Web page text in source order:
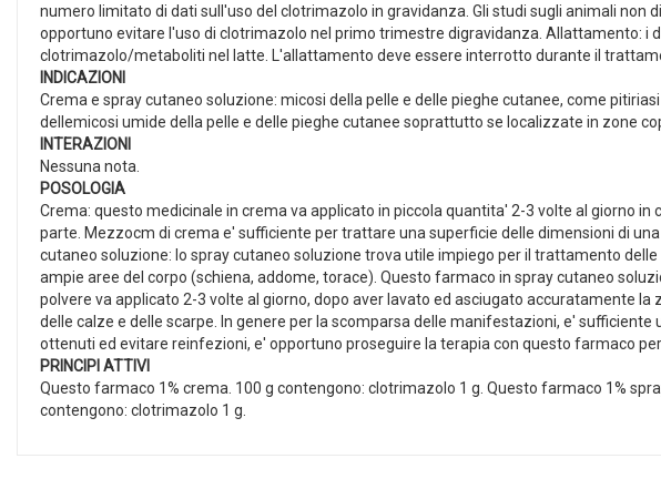
numero limitato di dati sull'uso del clotrimazolo in gravidanza. Gli studi sugli animali
opportuno evitare l'uso di clotrimazolo nel primo trimestre digravidanza. Allattamento:
clotrimazolo/metaboliti nel latte. L'allattamento deve essere interrotto durante il
INDICAZIONI
Crema e spray cutaneo soluzione: micosi della pelle e delle pieghe cutanee, come
dellemicosi umide della pelle e delle pieghe cutanee soprattutto se localizzate in zone
INTERAZIONI
Nessuna nota.
POSOLOGIA
Crema: questo medicinale in crema va applicato in piccola quantita' 2-3 volte al giorno
parte. Mezzocm di crema e' sufficiente per trattare una superficie delle dimensioni di
cutaneo soluzione: lo spray cutaneo soluzione trova utile impiego per il trattamento
ampie aree del corpo (schiena, addome, torace). Questo farmaco in spray cutaneo
polvere va applicato 2-3 volte al giorno, dopo aver lavato ed asciugato accuratamente
delle calze e delle scarpe. In genere per la scomparsa delle manifestazioni, e'
ottenuti ed evitare reinfezioni, e' opportuno proseguire la terapia con questo farmaco
PRINCIPI ATTIVI
Questo farmaco 1% crema. 100 g contengono: clotrimazolo 1 g. Questo farmaco 1%
contengono: clotrimazolo 1 g.